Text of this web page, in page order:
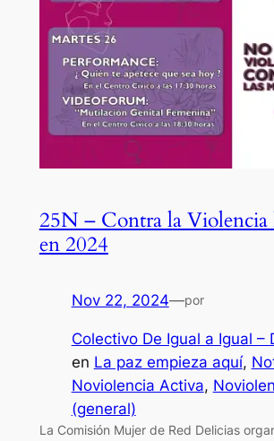
25N – Contra la Violencia
en 2024
Nov 22, 2024—por
Colectivo De Igual a Igual –
en La paz empieza aquí,
Noviolencia Activa,
(general)
La Comisión Mujer de Red Delicias